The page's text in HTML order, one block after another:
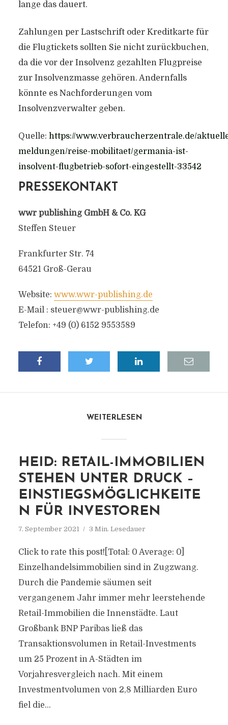
lange das dauert.
Zahlungen per Lastschrift oder Kreditkarte für
die Flugtickets sollten Sie nicht zurückbuchen,
da die vor der Insolvenz gezahlten Flugpreise
zur Insolvenzmasse gehören. Andernfalls
könnte es Nachforderungen vom
Insolvenzverwalter geben.
Quelle: https://www.verbraucherzentrale.de/
meldungen/reise-mobilitaet/germania-ist-
insolvent-flugbetrieb-sofort-eingestellt-33542
PRESSEKONTAKT
wwr publishing GmbH & Co. KG
Steffen Steuer
Frankfurter Str. 74
64521 Groß-Gerau
Website: www.wwr-publishing.de
E-Mail : steuer@wwr-publishing.de
Telefon: +49 (0) 6152 9553589
WEITERLESEN
HEID: RETAIL-IMMOBILIEN
STEHEN UNTER DRUCK –
EINSTIEGSMÖGLICHKEITE
N FÜR INVESTOREN
7. September 2021 3 Min. Lesedauer
Click to rate this post![Total: 0 Average: 0]
Einzelhandelsimmobilien sind in Zugzwang.
Durch die Pandemie säumen seit
vergangenem Jahr immer mehr leerstehende
Retail-Immobilien die Innenstädte. Laut
Großbank BNP Paribas ließ das
Transaktionsvolumen in Retail-Investments
um 25 Prozent in A-Städten im
Vorjahresvergleich nach. Mit einem
Investmentvolumen von 2,8 Milliarden Euro
fiel die...